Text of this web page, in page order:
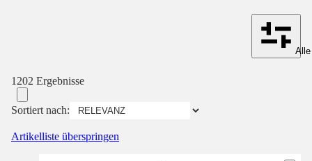
1202 Ergebnisse
Sortiert nach:
Artikelliste überspringen